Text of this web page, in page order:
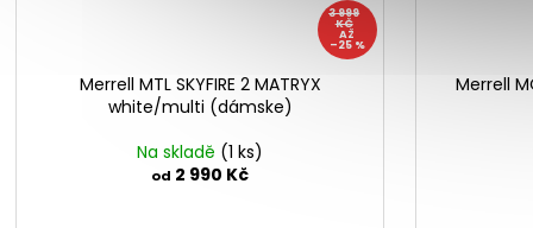
3 999
KČ
AŽ
–25 %
Merrell MTL SKYFIRE 2 MATRYX
white/multi (dámske)
Na skladě (1 ks)
od 2 990 Kč
Merrell